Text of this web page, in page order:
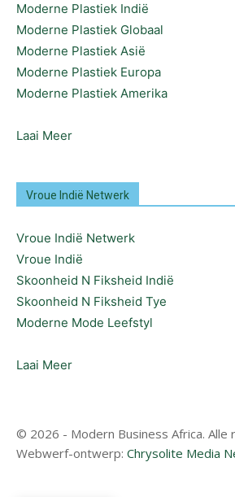
Moderne Plastiek Indië
Moderne Plastiek Globaal
Moderne Plastiek Asië
Moderne Plastiek Europa
Moderne Plastiek Amerika
Laai Meer
Vroue Indië Netwerk
Vroue Indië Netwerk
Vroue Indië
Skoonheid N Fiksheid Indië
Skoonheid N Fiksheid Tye
Moderne Mode Leefstyl
Laai Meer
© 2026 - Modern Business Africa. Alle
Webwerf-ontwerp: Chrysolite Media